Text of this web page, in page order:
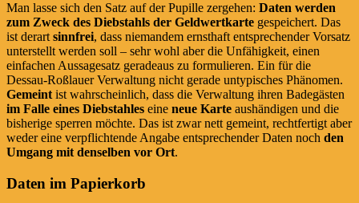
Man lasse sich den Satz auf der Pupille zergehen: Daten werden
zum Zweck des Diebstahls der Geldwertkarte gespeichert. Das
ist derart sinnfrei, dass niemandem ernsthaft entsprechender Vorsatz
unterstellt werden soll – sehr wohl aber die Unfähigkeit, einen
einfachen Aussagesatz geradeaus zu formulieren. Ein für die
Dessau-Roßlauer Verwaltung nicht gerade untypisches Phänomen.
Gemeint ist wahrscheinlich, dass die Verwaltung ihren Badegästen
im Falle eines Diebstahles eine neue Karte aushändigen und die
bisherige sperren möchte. Das ist zwar nett gemeint, rechtfertigt aber
weder eine verpflichtende Angabe entsprechender Daten noch den
Umgang mit denselben vor Ort.
Daten im Papierkorb